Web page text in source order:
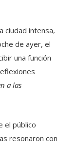
ciudad intensa,
de ayer, el
una función
a las
el público
resonaron con